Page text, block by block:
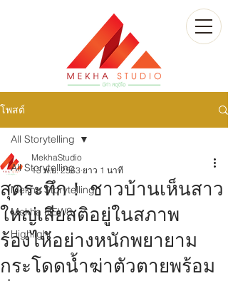
โพสต์
All Storytelling
Mekha Storytelling
Mekha NEWS
Highlight
All Storytelling
สุดระทึก！ ชาวบ้านเห็นสาว
ใหญ่เสียสติอยู่ในสภาพ
ร้องไห้อย่างหนักพยายาม
กระโดดน้ำฆ่าตัวตายพร้อม
MekhaStudio
13 พ.ย. 2563 ยาว 1 นาที